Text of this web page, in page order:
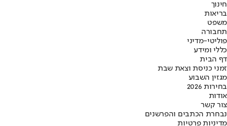
חינוך
בריאות
משפט
תחבורה
פוליטי-מדיני
כללי ומידע
דף הבית
זמני כניסת וצאת שבת
מגזין השבוע
בחירות 2026
אודות
צור קשר
נבחרת הכתבים והפרשנים
מדיניות פרטיות